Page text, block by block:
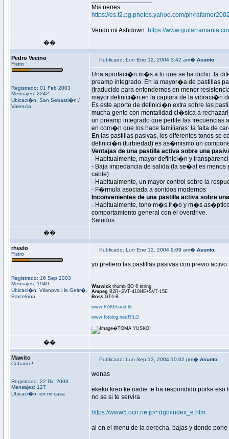
Mis nenes:
https://es.f2.pg.photos.yahoo.com/ph/
Vendo mi Ashdown: https://
��
Pedro Vecino
Fistro
Registrado: 01 Feb 2003
Mensajes: 2242
Ubicaci�n: San Sebasti�n /
Valencia
Publicado: Lun Ene 12, 2004 3:42 am� Asunto:
Una aportaci�n m�s a lo que se ha dicho: la
preamp integrado. En la mayor�a de pastillas
(traducido para entendernos en menor
mayor definici�n en la captura de la vibraci�n
Es este aporte de definici�n extra sobre las
mucha gente con mentalidad cl�sica a
un preamp integrado que perfile las
en com�n que los hace familiares: la falta de
En las pastillas pasivas, los diferentes tonos se
definici�n (turbiedad) es as�mismo un
Ventajas de una pastilla activa sobre una
- Habitualmente, mayor definici�n y
- Baja impedancia de salida (la se�al es
cable)
- Habitualmente, un mayor control sobre la
- F�rmula asociada a sonidos modernos
Inconvenientes de una pastilla activa sobre
- Habitualmente, tono m�s fr�o y m�s
comportamiento general con el overdrive.
Saludos
��
rheelo
Fistro
Registrado: 16 Sep 2003
Mensajes: 1949
Ubicaci�n: Vilanova i la Geltr�,
Barcelona
Publicado: Lun Ene 12, 2004 9:09 am� Asunto:
yo prefiero las pastillas pasivas con previo activo.
Warwick thumb BO 6 string
Ampeg B2R+SVT-410HE+SVT-15E
Boss GT6-B
www.FAKEband.tk
www.fotolog.net/RILO
�TOMA YUSKO!
��
Mawito
Cobarde!
Registrado: 22 Dic 2003
Mensajes: 127
Ubicaci�n: en mi casa
Publicado: Lun Sep 13, 2004 10:02 pm� Asunto:
wenas
ekeko kreo ke nadie te ha respondido porke
no se si te servira
https://www5.ocn.ne.jp/~dgb/index_e.htm
ai en el menu de la derecha, bajas y donde